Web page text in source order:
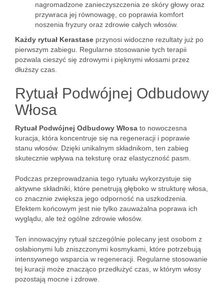
nagromadzone zanieczyszczenia ze skóry głowy oraz
przywraca jej równowagę, co poprawia komfort
noszenia fryzury oraz zdrowie całych włosów.
Każdy rytuał Kerastase przynosi widoczne rezultaty już po
pierwszym zabiegu. Regularne stosowanie tych terapii
pozwala cieszyć się zdrowymi i pięknymi włosami przez
dłuższy czas.
Rytuał Podwójnej Odbudowy
Włosa
Rytuał Podwójnej Odbudowy Włosa to nowoczesna
kuracja, która koncentruje się na regeneracji i poprawie
stanu włosów. Dzięki unikalnym składnikom, ten zabieg
skutecznie wpływa na teksturę oraz elastyczność pasm.
Podczas przeprowadzania tego rytuału wykorzystuje się
aktywne składniki, które penetrują głęboko w strukturę włosa,
co znacznie zwiększa jego odporność na uszkodzenia.
Efektem końcowym jest nie tylko zauważalna poprawa ich
wyglądu, ale też ogólne zdrowie włosów.
Ten innowacyjny rytuał szczególnie polecany jest osobom z
osłabionymi lub zniszczonymi kosmykami, które potrzebują
intensywnego wsparcia w regeneracji. Regularne stosowanie
tej kuracji może znacząco przedłużyć czas, w którym włosy
pozostają mocne i zdrowe.